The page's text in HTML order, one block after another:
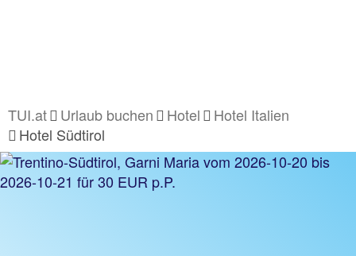
TUI.at Urlaub buchen Hotel
Hotel Italien
Hotel Südtirol